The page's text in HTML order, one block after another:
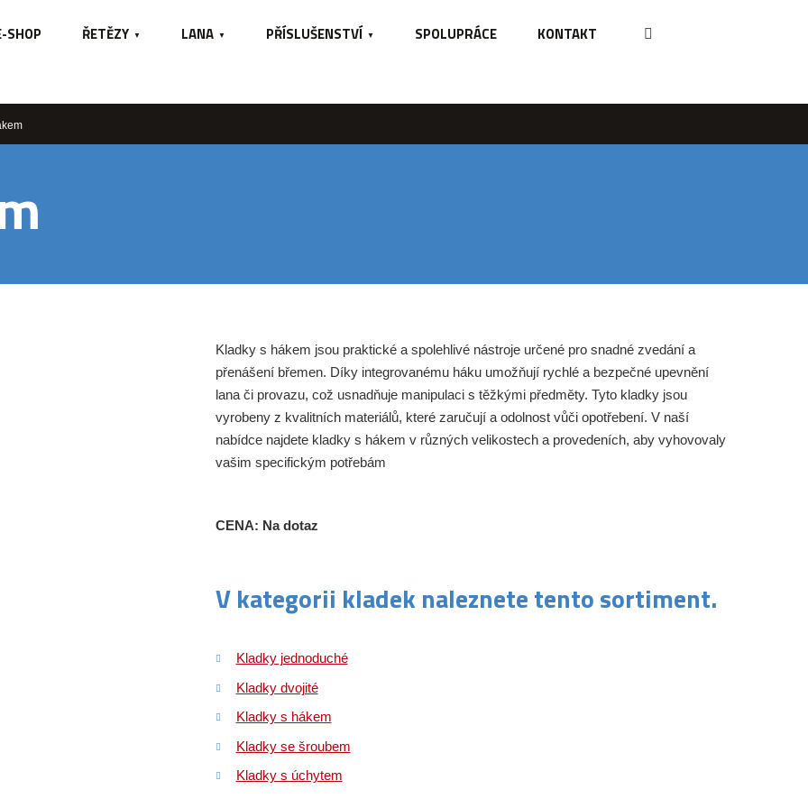
SHOP ŘETĚZY LANA PŘÍSLUŠENSTVÍ SPOLUPRÁCE KONTAKT
Kladky s hákem jsou praktické a spolehlivé nástroje určené pro snadné zvedání a
přenášení břemen. Díky integrovanému háku umožňují rychlé a bezpečné upevnění
lana či provazu, což usnadňuje manipulaci s těžkými předměty. Tyto kladky jsou
vyrobeny z kvalitních materiálů, které zaručují a odolnost vůči opotřebení. V naší
nabídce najdete kladky s hákem v různých velikostech a provedeních, aby vyhovovaly
vašim specifickým potřebám
CENA: Na dotaz
V kategorii kladek naleznete tento sortiment.
Kladky jednoduché
Kladky dvojité
Kladky s hákem
Kladky se šroubem
Kladky s úchytem